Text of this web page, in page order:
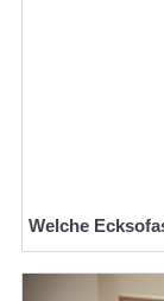
Welche